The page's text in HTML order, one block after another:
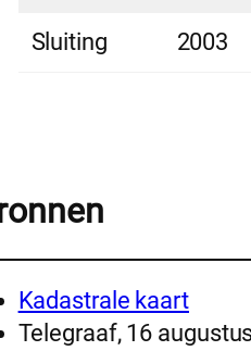
Sluiting 2003
Kadastrale kaart
Telegraaf, 16